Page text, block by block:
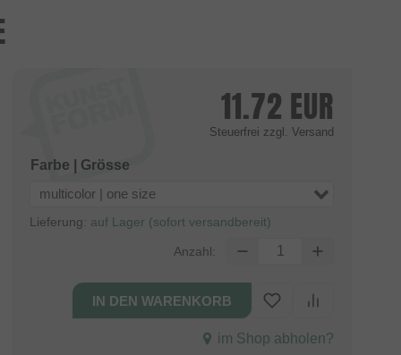
11.72 EUR
Steuerfrei zzgl. Versand
Farbe | Grösse
multicolor | one size
Lieferung: auf Lager (sofort versandbereit)
Anzahl:
im Shop abholen?